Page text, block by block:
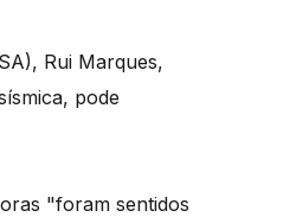
Rui Marques,
pode
"foram sentidos